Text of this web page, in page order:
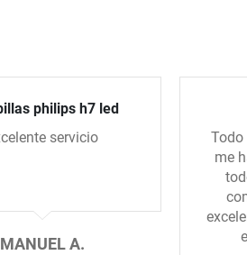
philips h7 led
servicio
MANUEL A.
Todo
me